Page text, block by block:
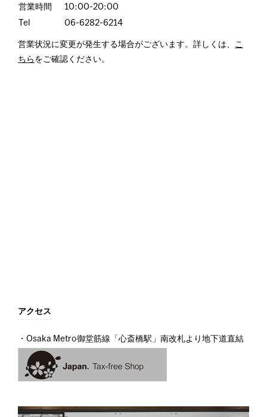
営業時間
10:00-20:00
Tel
06-6282-6214
営業状況に変更が発生する場合がございます。詳しくは、
こ
ちら をご確認ください。
アクセス
・Osaka Metro御堂筋線「心斎橋駅」南改札より地下道直結